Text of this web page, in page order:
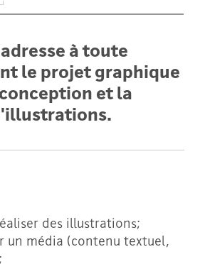
à toute
le projet graphique
et la
des illustrations;
un média (contenu textuel,